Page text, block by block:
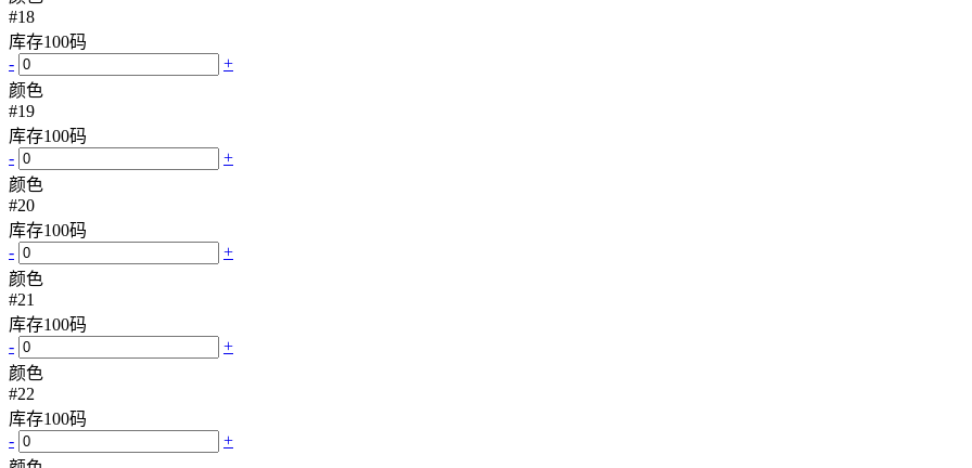
#18
库存100码
-
+
颜色
#19
库存100码
-
+
颜色
#20
库存100码
-
+
颜色
#21
库存100码
-
+
颜色
#22
库存100码
-
+